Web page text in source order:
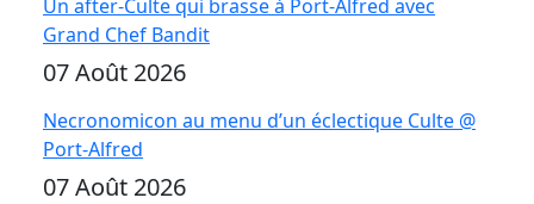
Un after-Culte qui brasse à Port-Alfred avec
Grand Chef Bandit
07 Août 2026
Necronomicon au menu d’un éclectique Culte @
Port-Alfred
07 Août 2026